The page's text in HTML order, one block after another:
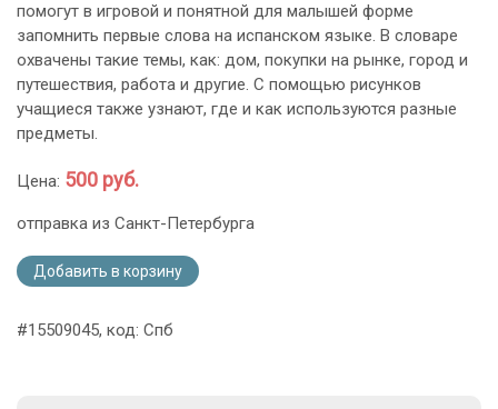
помогут в игровой и понятной для малышей форме
запомнить первые слова на испанском языке. В словаре
охвачены такие темы, как: дом, покупки на рынке, город и
путешествия, работа и другие. С помощью рисунков
учащиеся также узнают, где и как используются разные
предметы.
Цена: 500 руб.
отправка из Санкт-Петербурга
Добавить в корзину
#15509045, код: Спб